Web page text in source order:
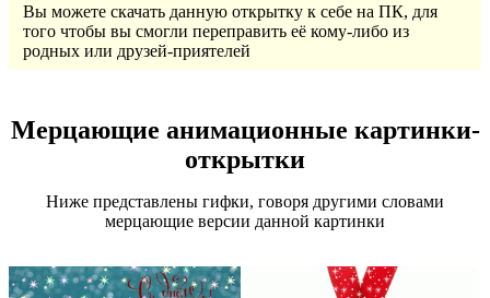
Вы можете скачать данную открытку к себе на ПК, для
того чтобы вы смогли переправить её кому-либо из
родных или друзей-приятелей
Мерцающие анимационные картинки-
открытки
Ниже представлены гифки, говоря другими словами
мерцающие версии данной картинки